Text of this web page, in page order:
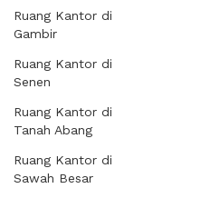
Ruang Kantor di
Gambir
Ruang Kantor di
Senen
Ruang Kantor di
Tanah Abang
Ruang Kantor di
Sawah Besar